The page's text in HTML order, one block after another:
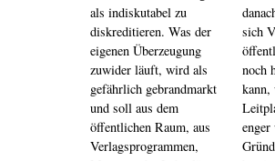
als indiskutabel zu
diskreditieren. Was der
eigenen Überzeugung
zuwider läuft, wird als
gefährlich gebrandmarkt
und soll aus dem
öffentlichen Raum, aus
Verlagsprogrammen,
danach zu fragen, wie
sich Vernunft im
öffentlichen Diskurs
noch herstellen lassen
kann, wenn die
Leitplanken immer
enger werden. Welche
Gründe gibt es,